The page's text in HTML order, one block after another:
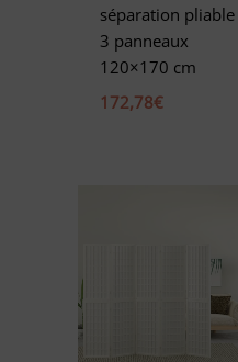
séparation pliable
3 panneaux
120×170 cm
172,78€